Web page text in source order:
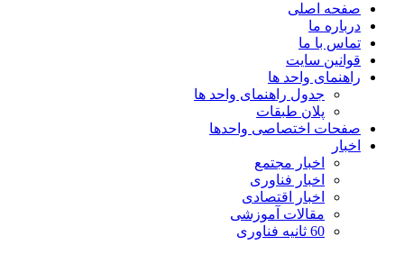
صفحه اصلی
درباره ما
تماس با ما
قوانین سایت
راهنمای واحد ها
جدول راهنمای واحد ها
پلان طبقات
صفحات اختصاصی واحدها
اخبار
اخبار مجتمع
اخبار فناوری
اخبار اقتصادی
مقالات آموزشی
60 ثانیه فناوری